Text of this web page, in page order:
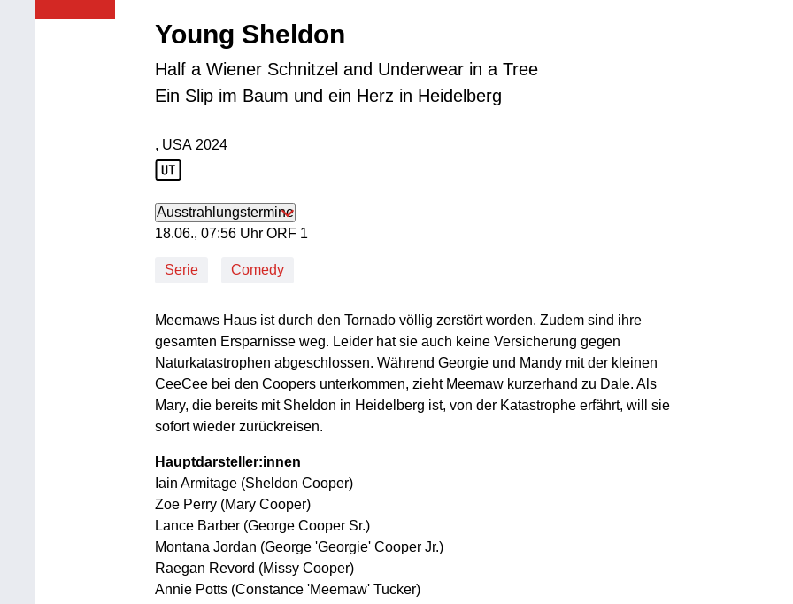
Young Sheldon
Half a Wiener Schnitzel and Underwear in a Tree
Ein Slip im Baum und ein Herz in Heidelberg
Produktionsland: USA
, USA
Produktionsjahr: 2024
2024
Ausstrahlungstermine
18. Juni, 07:56 Uhr in ORF 1
18.06., 07:56 Uhr ORF 1
Serie Comedy
Meemaws Haus ist durch den Tornado völlig zerstört worden. Zudem sind ihre
gesamten Ersparnisse weg. Leider hat sie auch keine Versicherung gegen
Naturkatastrophen abgeschlossen. Während Georgie und Mandy mit der kleinen
CeeCee bei den Coopers unterkommen, zieht Meemaw kurzerhand zu Dale. Als
Mary, die bereits mit Sheldon in Heidelberg ist, von der Katastrophe erfährt, will sie
sofort wieder zurückreisen.
Hauptdarsteller:innen
Iain Armitage (Sheldon Cooper)
Zoe Perry (Mary Cooper)
Lance Barber (George Cooper Sr.)
Montana Jordan (George 'Georgie' Cooper Jr.)
Raegan Revord (Missy Cooper)
Annie Potts (Constance 'Meemaw' Tucker)